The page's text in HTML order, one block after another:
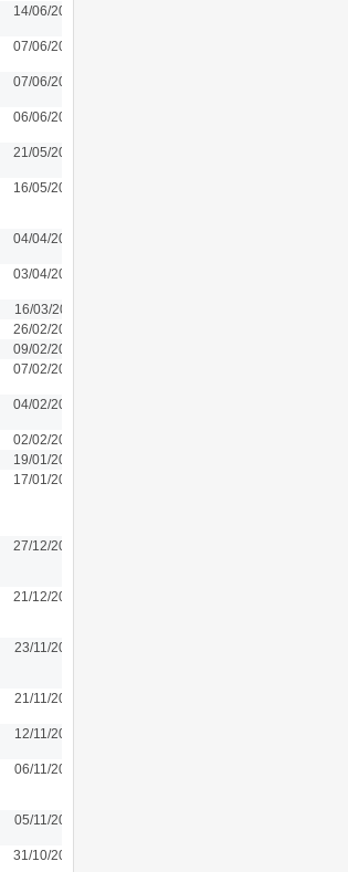
14/06/2015 13:09
07/06/2015 19:15
07/06/2015 13:00
06/06/2015 17:18
21/05/2015 09:01
16/05/2015 14:58
04/04/2015 17:07
03/04/2015 18:33
16/03/2015 11:40
26/02/2015 17:06
09/02/2015 09:26
07/02/2015 13:51
04/02/2015 09:43
02/02/2015 09:02
19/01/2015 15:02
17/01/2015 13:46
27/12/2014 13:40
21/12/2014 16:35
23/11/2014 17:50
21/11/2014 21:30
12/11/2014 12:54
06/11/2014 12:30
05/11/2014 11:22
31/10/2014 20:29